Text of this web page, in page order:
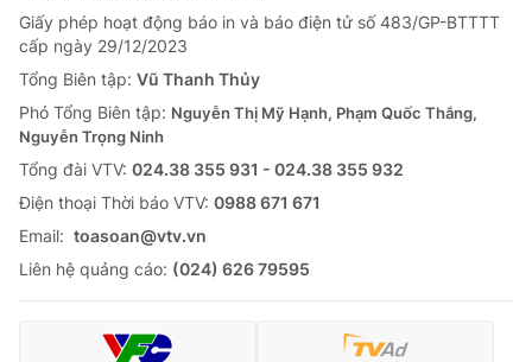
Giấy phép hoạt động báo in và báo điện tử số 483/GP-BTTTT
cấp ngày 29/12/2023
Tổng Biên tập: Vũ Thanh Thủy
Phó Tổng Biên tập: Nguyễn Thị Mỹ Hạnh, Phạm Quốc Thắng,
Nguyễn Trọng Ninh
Tổng đài VTV: 024.38 355 931 - 024.38 355 932
Ðiện thoại Thời báo VTV: 0988 671 671
Email: toasoan@vtv.vn
Liên hệ quảng cáo: (024) 626 79595